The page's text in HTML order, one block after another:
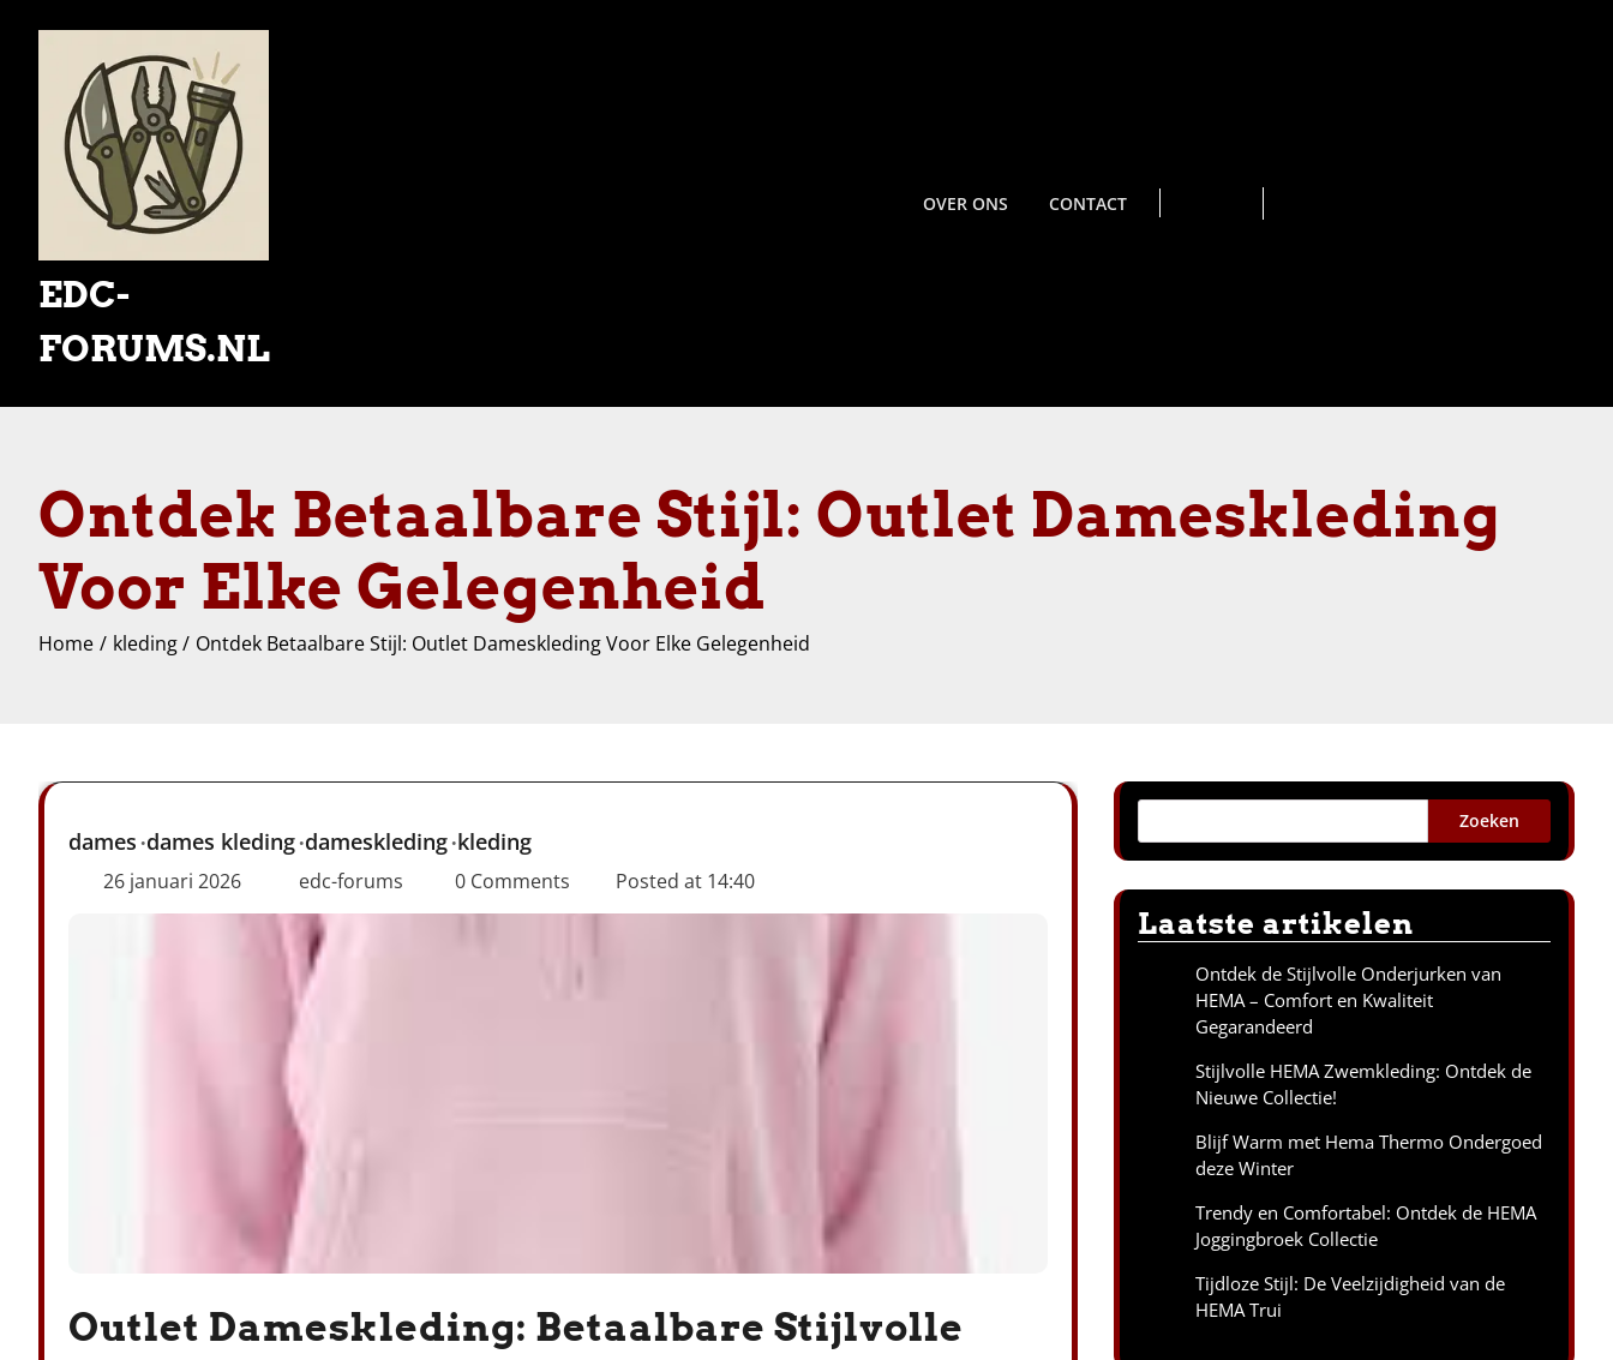
EDC-
FORUMS.NL
OVER ONS CONTACT
Ontdek Betaalbare Stijl: Outlet Dameskleding
Voor Elke Gelegenheid
Home kleding Ontdek Betaalbare Stijl: Outlet Dameskleding Voor Elke Gelegenheid
dames dames kleding dameskleding kleding
26 januari 2026 edc-forums 0 Comments Posted at 14:40
Outlet Dameskleding: Betaalbare Stijlvolle
Zoeken
Laatste artikelen
Ontdek de Stijlvolle Onderjurken van
HEMA – Comfort en Kwaliteit
Gegarandeerd
Stijlvolle HEMA Zwemkleding: Ontdek de
Nieuwe Collectie!
Blijf Warm met Hema Thermo Ondergoed
deze Winter
Trendy en Comfortabel: Ontdek de HEMA
Joggingbroek Collectie
Tijdloze Stijl: De Veelzijdigheid van de
HEMA Trui